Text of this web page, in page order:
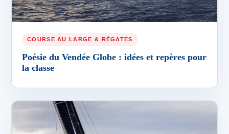
COURSE AU LARGE & RÉGATES
Poésie du Vendée Globe : idées et repères pour
la classe